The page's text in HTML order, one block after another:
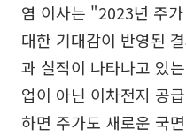
염 이사는 "2023년 주
대한 기대감이 반영된
과 실적이 나타나고 있
업이 아닌 이차전지 공
하면 주가도 새로운 국